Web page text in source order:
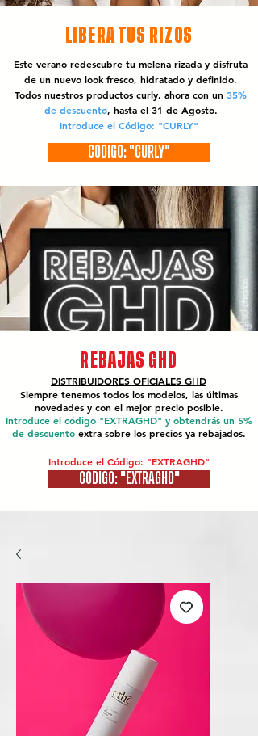
LIBERA TUS RIZOS
Este verano redescubre tu melena rizada y disfruta
de un nuevo look fresco, hidratado y definido.
Todos nuestros productos curly, ahora con un 35%
de descuento, hasta el 31 de Agosto.
Introduce el Código: "CURLY"
CÓDIGO: "CURLY"
REBAJAS GHD
DISTRIBUIDORES OFICIALES GHD
Siempre tenemos todos los modelos, las últimas
novedades y con el mejor precio posible.
Introduce el código "EXTRAGHD" y obtendrás un 5%
de descuento extra sobre los precios ya rebajados.
Introduce el Código: "EXTRAGHD"
CÓDIGO: "EXTRAGHD"